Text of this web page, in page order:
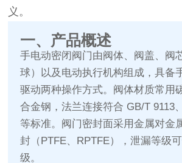
义。
一、产品概述
手电动密闭阀门由阀体、阀盖、阀
球）以及电动执行机构组成，具备
驱动两种操作方式。阀体材质常用
合金钢，法兰连接符合 GB/T 9113
等标准。阀门密封面采用金属对金
封（PTFE、RPTFE），泄漏等级
级。